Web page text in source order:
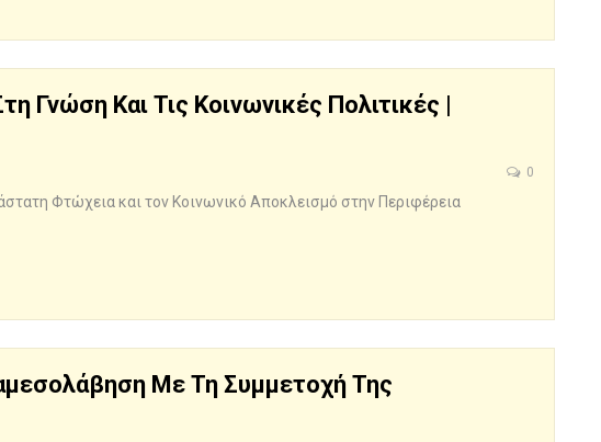
Γνώση Και Τις Κοινωνικές Πολιτικές |
0
Φτώχεια και τον Κοινωνικό Αποκλεισμό στην Περιφέρεια
Με Τη Συμμετοχή Της